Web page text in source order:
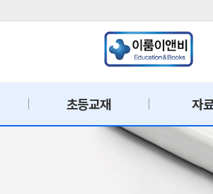
초등교재 자